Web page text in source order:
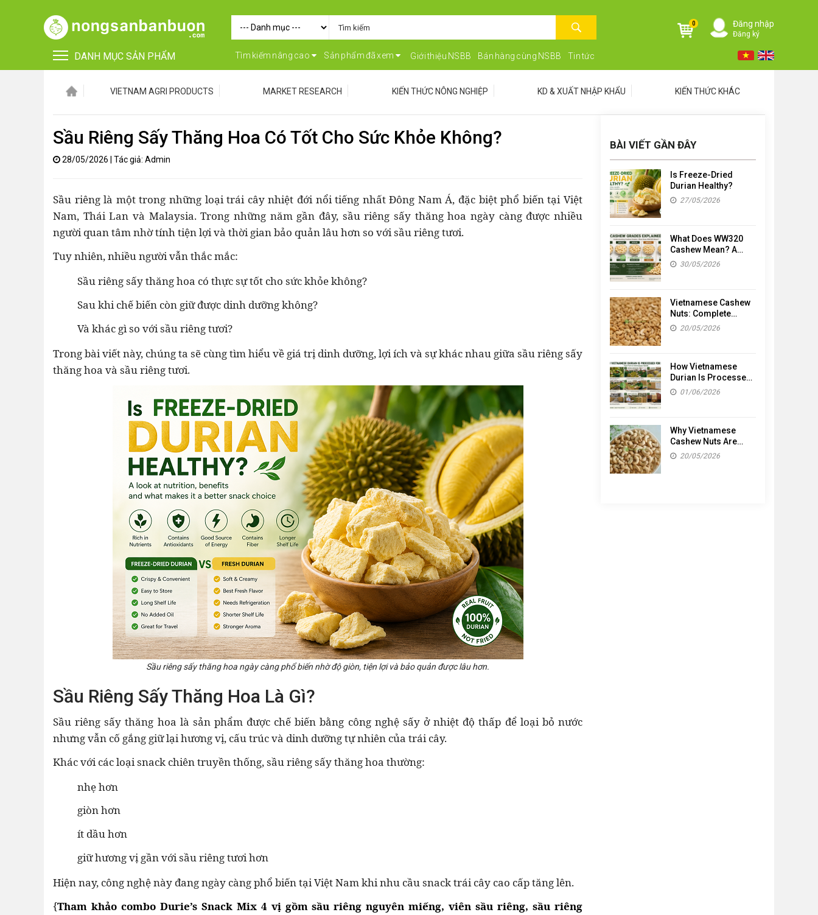
0 Đăng nhập
Đăng ký
DANH MỤC SẢN PHẨM Tìm kiếm nâng cao Sản phẩm đã xem Giới thiệu NSBB Bán hàng cùng NSBB Tin tức
• Vật tư - Phụ kiện
• Máy nông nghiệp
• Thiết bị-Phương tiện
Thực phẩm tươi
Chế biến sẵn
Chim - Cây - Cá - Chó
• Sản phẩm- Dịch vụ #
• Kỹ thuật - Công nghệ
VIETNAM AGRI PRODUCTS MARKET RESEARCH KIẾN THỨC NÔNG NGHIỆP KD & XUẤT NHẬP KHẨU KIẾN THỨC KHÁC
Sầu Riêng Sấy Thăng Hoa Có Tốt Cho Sức Khỏe Không?
28/05/2026 Tác giả: Admin
Sầu riêng là một trong những loại trái cây nhiệt đới nổi tiếng nhất Đông Nam Á, đặc biệt phổ biến tại Việt
Nam, Thái Lan và Malaysia. Trong những năm gần đây, sầu riêng sấy thăng hoa ngày càng được nhiều
người quan tâm nhờ tính tiện lợi và thời gian bảo quản lâu hơn so với sầu riêng tươi.
Tuy nhiên, nhiều người vẫn thắc mắc:
Sầu riêng sấy thăng hoa có thực sự tốt cho sức khỏe không?
Sau khi chế biến còn giữ được dinh dưỡng không?
Và khác gì so với sầu riêng tươi?
Trong bài viết này, chúng ta sẽ cùng tìm hiểu về giá trị dinh dưỡng, lợi ích và sự khác nhau giữa sầu riêng sấy
thăng hoa và sầu riêng tươi.
Sầu riêng sấy thăng hoa ngày càng phổ biến nhờ độ giòn, tiện lợi và bảo quản được lâu hơn.
Sầu Riêng Sấy Thăng Hoa Là Gì?
Sầu riêng sấy thăng hoa là sản phẩm được chế biến bằng công nghệ sấy ở nhiệt độ thấp để loại bỏ nước
nhưng vẫn cố gắng giữ lại hương vị, cấu trúc và dinh dưỡng tự nhiên của trái cây.
Khác với các loại snack chiên truyền thống, sầu riêng sấy thăng hoa thường:
nhẹ hơn
giòn hơn
ít dầu hơn
giữ hương vị gần với sầu riêng tươi hơn
Hiện nay, công nghệ này đang ngày càng phổ biến tại Việt Nam khi nhu cầu snack trái cây cao cấp tăng lên.
{Tham khảo combo Durie’s Snack Mix 4 vị gồm sầu riêng nguyên miếng, viên sầu riêng, sầu riêng
BÀI VIẾT GẦN ĐÂY
Is Freeze-Dried
Durian Healthy?
27/05/2026
What Does WW320
Cashew Mean? A
Simple Guide to
30/05/2026
Vietnamese Cashew
Nuts: Complete
Guide to Vietnam’s
20/05/2026
How Vietnamese
Durian Is Processed
for Export
01/06/2026
Why Vietnamese
Cashew Nuts Are
Popular Worldwide
20/05/2026